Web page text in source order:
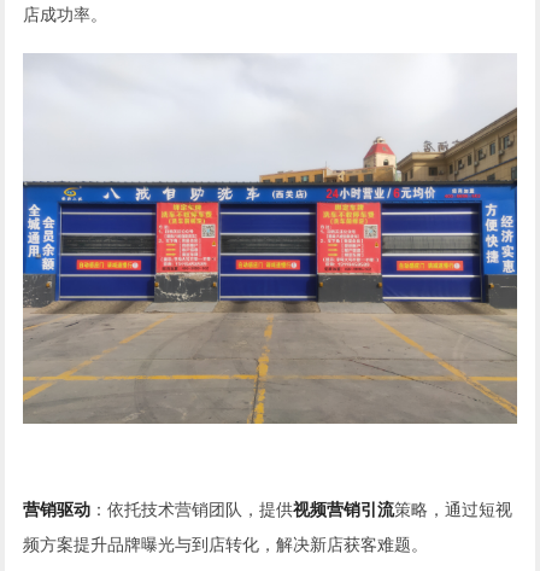
店成功率。
营销驱动 ：依托技术营销团队，提供视频营销引流策略，通过短视
频方案提升品牌曝光与到店转化，解决新店获客难题。